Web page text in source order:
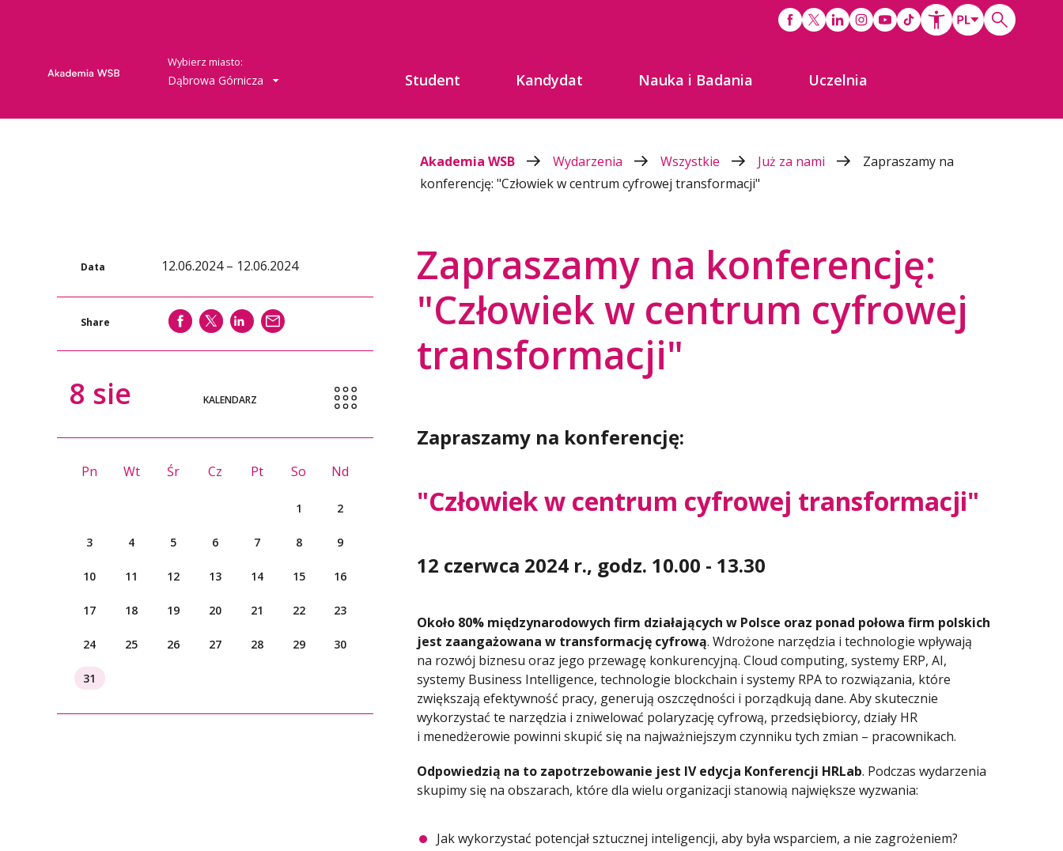
Wybierz miasto:
Dąbrowa Górnicza Student Kandydat Nauka i Badania Uczelnia
Akademia WSB Wydarzenia Wszystkie Już za nami
Zapraszamy na
konferencję: "Człowiek w centrum cyfrowej transformacji"
Data 12.06.2024 – 12.06.2024
Share SHARE SHARE SHARE
8 sie KALENDARZ
Pn Wt Śr Cz Pt So Nd
1 2
3 4 5 6 7 8 9
10 11 12 13 14 15 16
17 18 19 20 21 22 23
24 25 26 27 28 29 30
31
Zapraszamy na konferencję:
"Człowiek w centrum cyfrowej
transformacji"
Zapraszamy na konferencję:
"Człowiek w centrum cyfrowej transformacji"
12 czerwca 2024 r., godz. 10.00 - 13.30
Około 80% międzynarodowych firm działających w Polsce oraz ponad połowa firm polskich
jest zaangażowana w transformację cyfrową. Wdrożone narzędzia i technologie wpływają
na rozwój biznesu oraz jego przewagę konkurencyjną. Cloud computing, systemy ERP, AI,
systemy Business Intelligence, technologie blockchain i systemy RPA to rozwiązania, które
zwiększają efektywność pracy, generują oszczędności i porządkują dane. Aby skutecznie
wykorzystać te narzędzia i zniwelować polaryzację cyfrową, przedsiębiorcy, działy HR
i menedżerowie powinni skupić się na najważniejszym czynniku tych zmian – pracownikach.
Odpowiedzią na to zapotrzebowanie jest IV edycja Konferencji HRLab. Podczas wydarzenia
skupimy się na obszarach, które dla wielu organizacji stanowią największe wyzwania:
Jak wykorzystać potencjał sztucznej inteligencji, aby była wsparciem, a nie zagrożeniem?